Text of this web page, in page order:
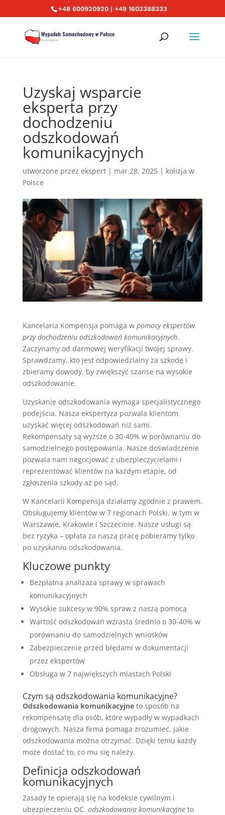
+48 600920920 | +49 1603388333
Uzyskaj wsparcie
eksperta przy
dochodzeniu
odszkodowań
komunikacyjnych
utworzone przez ekspert| mar 28, 2025| kolizja w
Polsce
Kancelaria Kompensja pomaga w pomocy ekspertów
przy dochodzeniu odszkodowań komunikacyjnych.
Zaczynamy od darmowej weryfikacji twojej sprawy.
Sprawdzamy, kto jest odpowiedzialny za szkodę i
zbieramy dowody, by zwiększyć szanse na wysokie
odszkodowanie.
Uzyskanie odszkodowania wymaga specjalistycznego
podejścia. Nasza ekspertyza pozwala klientom
uzyskać więcej odszkodowań niż sami.
Rekompensaty są wyższe o 30-40% w porównaniu do
samodzielnego postępowania. Nasze doświadczenie
pozwala nam negocjować z ubezpieczycielami i
reprezentować klientów na każdym etapie, od
zgłoszenia szkody aż po sąd.
W Kancelarii Kompensja działamy zgodnie z prawem.
Obsługujemy klientów w 7 regionach Polski, w tym w
Warszawie, Krakowie i Szczecinie. Nasze usługi są
bez ryzyka – opłata za naszą pracę pobieramy tylko
po uzyskaniu odszkodowania.
Kluczowe punkty
Bezpłatna analizaza sprawy w sprawach
komunikacyjnych
Wysokie sukcesy w 90% spraw z naszą pomocą
Wartość odszkodowań wzrasta średnio o 30-40% w
porównaniu do samodzielnych wniosków
Zabezpieczenie przed błędami w dokumentacji
przez ekspertów
Obsługa w 7 największych miastach Polski
Czym są odszkodowania komunikacyjne?
Odszkodowania komunikacyjneto sposób na
rekompensatę dla osób, które wypadły w wypadkach
drogowych. Nasza firma pomaga zrozumieć, jakie
odszkodowania można otrzymać. Dzięki temu każdy
może dostać to, co mu się należy.
Definicja odszkodowań
komunikacyjnych
Zasady te opierają się na kodeksie cywilnym i
ubezpieczeniu OC. odszkodowania komunikacyjneto